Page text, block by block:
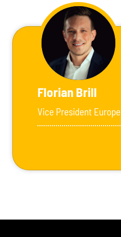
Florian Brill
Vice President Europe